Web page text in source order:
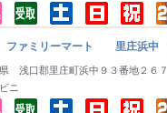
ファミリーマート 里庄浜中
浅口郡里庄町浜中９３番地２６７
ニ